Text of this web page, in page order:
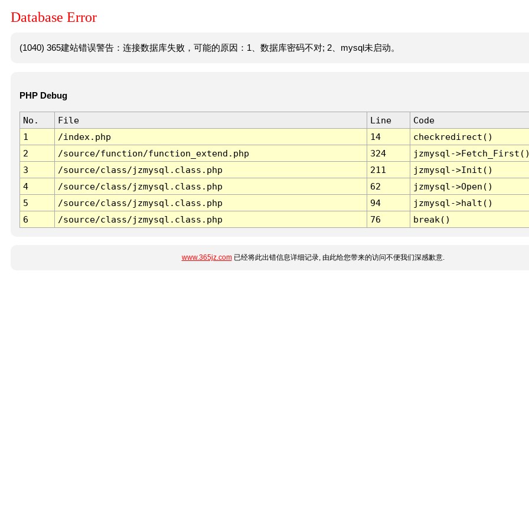
Database Error
(1040) 365建站错误警告：连接数据库失败，可能的原因：1、数据库密码不对; 2、mysql未启动。
PHP Debug
No. File Line
Code
1
/index.php 14
checkredirect()
2
/source/function/function_extend.php 324
jzmysql-
3
/source/class/jzmysql.class.php 211
jzmysql->Init()
4
/source/class/jzmysql.class.php 62
jzmysql->Open()
5
/source/class/jzmysql.class.php 94
jzmysql->halt()
6
/source/class/jzmysql.class.php 76 break()
www.365jz.com已经将此出错信息详细记录, 由此给您带来的访问不便我们深感歉意.